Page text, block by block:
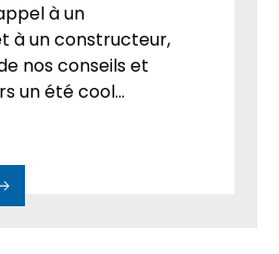
à un
à un constructeur,
nos conseils et
un été cool...